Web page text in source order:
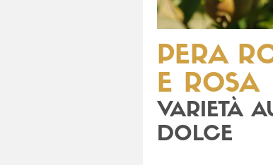
PERA
E ROSA
VARIETÀ
DOLCE